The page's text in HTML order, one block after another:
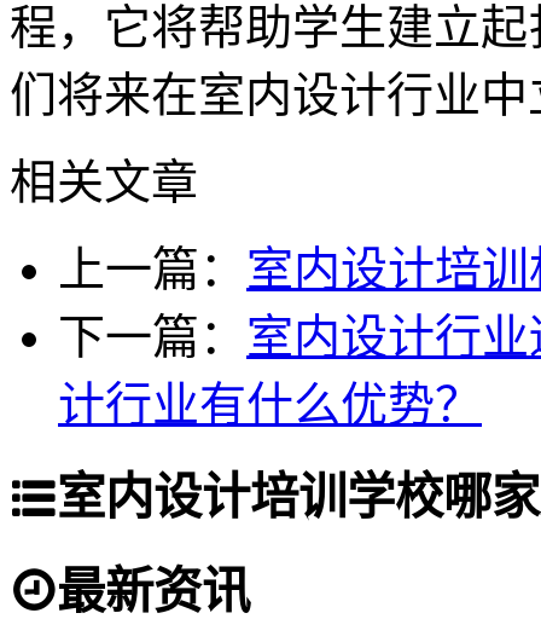
程，它将帮助学生建立
们将来在室内设计行业
相关文章
上一篇： 室内设计培
下一篇： 室内设计行
计行业有什么优势？
室内设计培训学校哪
最新资讯